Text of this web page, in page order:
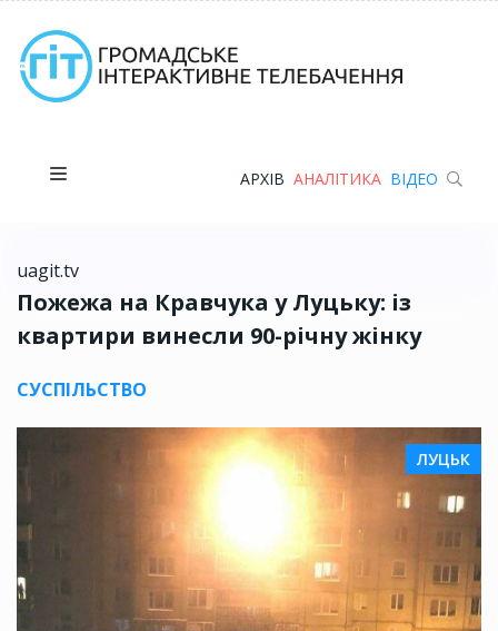
АРХІВ АНАЛІТИКА ВІДЕО
uagit.tv
Пожежа на Кравчука у Луцьку: із
квартири винесли 90-річну жінку
СУСПІЛЬСТВО
ЛУЦЬК